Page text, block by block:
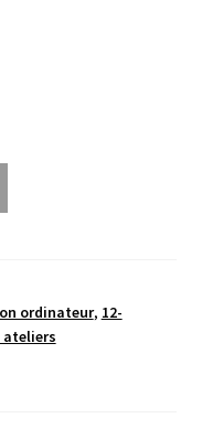
ordinateur, 12-
ateliers